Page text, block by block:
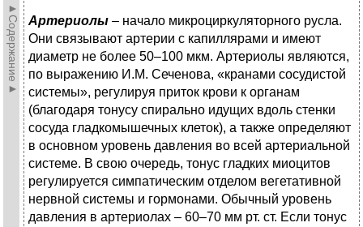
►Содержание► Артериолы – начало микроциркуляторного русла.
Они связывают артерии с капиллярами и имеют
диаметр не более 50–100 мкм. Артериолы являются,
по выражению И.М. Сеченова, «кранами сосудистой
системы», регулируя приток крови к органам
(благодаря тонусу спирально идущих вдоль стенки
сосуда гладкомышечных клеток), а также определяют
в основном уровень давления во всей артериальной
системе. В свою очередь, тонус гладких миоцитов
регулируется симпатическим отделом вегетативной
нервной системы и гормонами. Обычный уровень
давления в артериолах – 60–70 мм рт. ст. Если тонус